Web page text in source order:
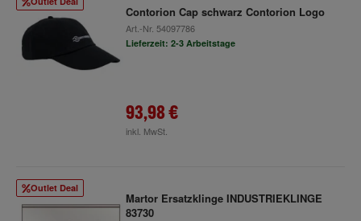
Contorion Cap schwarz Contorion Logo
Art.-Nr. 54097786
Lieferzeit: 2-3 Arbeitstage
93,98 €
inkl. MwSt.
Outlet Deal
Martor Ersatzklinge INDUSTRIEKLINGE
83730